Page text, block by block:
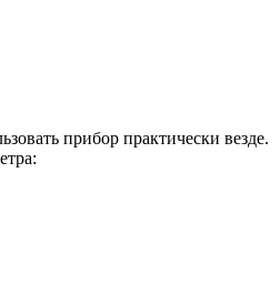
прибор практически везде.